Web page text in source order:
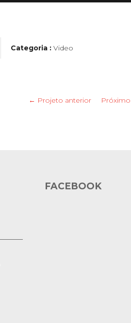
Categoria : Video
← Projeto anterior
FACEBOOK